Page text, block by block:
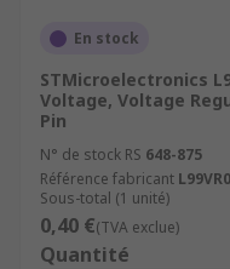
En stock
STMicroelectronics
Voltage, Voltage
Pin
N° de stock RS 648-875
Référence fabricant
Sous-total (1 unité)
0,40 €(TVA exclue)
Quantité